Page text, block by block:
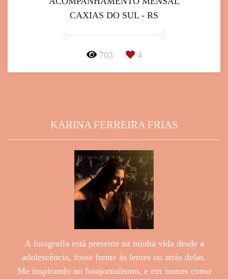
CAXIAS DO SUL - RS
703 4
KARINA FERREIRA FRIAS
A fotografia está presente na minha vida desde a
adolescência, fosse frente ás lentes ou atrás delas.
Me inspirando no fotojornalismo, e em nomes como